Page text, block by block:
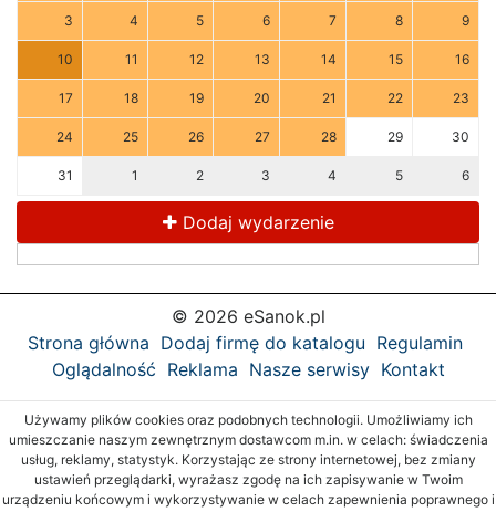
3 4 5 6 7 8 9
10 11 12 13 14 15 16
17 18 19 20 21 22 23
24 25 26 27 28 29 30
31 1 2 3 4 5 6
Dodaj wydarzenie
© 2026 eSanok.pl
Strona główna Dodaj firmę do katalogu Regulamin
Oglądalność Reklama Nasze serwisy Kontakt
Używamy plików cookies oraz podobnych technologii. Umożliwiamy ich
umieszczanie naszym zewnętrznym dostawcom m.in. w celach: świadczenia
usług, reklamy, statystyk. Korzystając ze strony internetowej, bez zmiany
ustawień przeglądarki, wyrażasz zgodę na ich zapisywanie w Twoim
urządzeniu końcowym i wykorzystywanie w celach zapewnienia poprawnego i